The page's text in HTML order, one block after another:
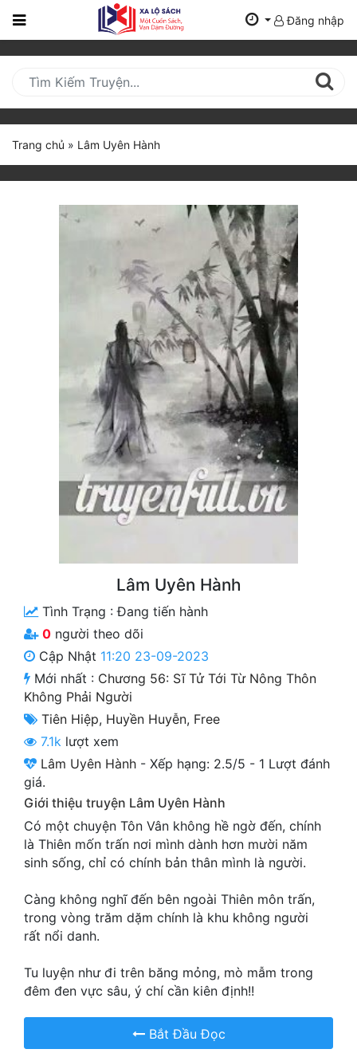
Trang
Mới
Cập
Nhật
(current)
Truyện Nhập Môn
Cung Đấu
Cạnh Kỹ
Cổ Tiên Hiệp
Cổ Đại
Du Hí
Dã Sử
Dị Giới
Dị Năng
Góc Nhìn Nam
Huyền Huyễn
Huyền Ảo
Đăng nhập
Trang chủ » Lâm Uyên Hành
Lâm Uyên Hành
Tình Trạng :Đang tiến hành
0 người theo dõi
Cập Nhật 11:20 23-09-2023
Mới nhất : Chương 56: Sĩ Tử Tới Từ Nông Thôn
Không Phải Người
Tiên Hiệp, Huyền Huyễn, Free
7.1k lượt xem
Lâm Uyên Hành - Xếp hạng: 2.5/5 - 1 Lượt đánh
giá.
Giới thiệu truyện Lâm Uyên Hành
Có một chuyện Tôn Vân không hề ngờ đến, chính
là Thiên mốn trấn nơi mình dành hơn mười năm
sinh sống, chỉ có chính bản thân mình là người.
Càng không nghĩ đến bên ngoài Thiên môn trấn,
trong vòng trăm dặm chính là khu không người
rất nổi danh.
Tu luyện như đi trên băng mỏng, mò mẫm trong
đêm đen vực sâu, ý chí cần kiên định!!
Bắt Đầu Đọc